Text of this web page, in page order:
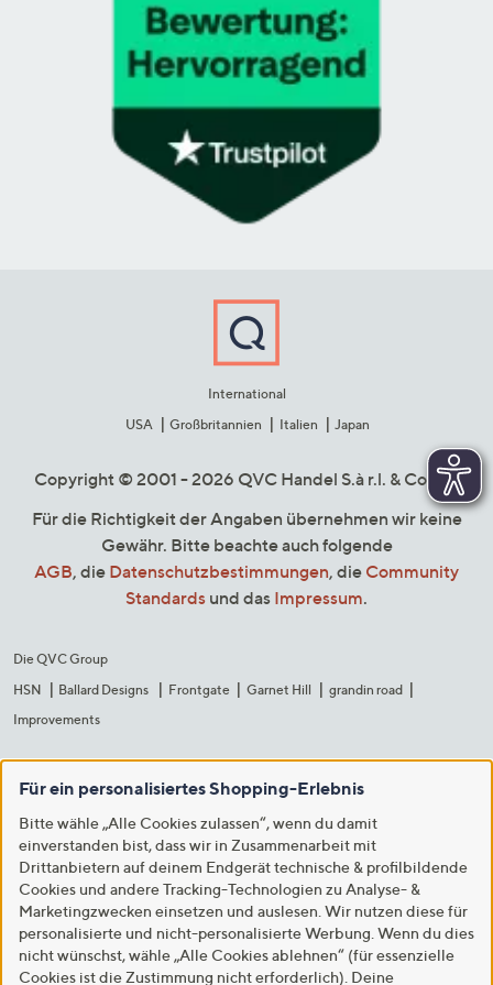
International
USA
Großbritannien Italien Japan
Copyright © 2001 - 2026 QVC Handel S.à r.l. & Co. KG
Für die Richtigkeit der Angaben übernehmen wir keine
Gewähr. Bitte beachte auch folgende
AGB, die Datenschutzbestimmungen, die Community
Standards und das Impressum.
Die QVC Group
HSN
Ballard Designs Frontgate Garnet Hill
grandin road
Improvements
Für ein personalisiertes Shopping-Erlebnis
Bitte wähle „Alle Cookies zulassen“, wenn du damit
einverstanden bist, dass wir in Zusammenarbeit mit
Drittanbietern auf deinem Endgerät technische & profilbildende
Cookies und andere Tracking-Technologien zu Analyse- &
Marketingzwecken einsetzen und auslesen. Wir nutzen diese für
personalisierte und nicht-personalisierte Werbung. Wenn du dies
nicht wünschst, wähle „Alle Cookies ablehnen“ (für essenzielle
Cookies ist die Zustimmung nicht erforderlich). Deine